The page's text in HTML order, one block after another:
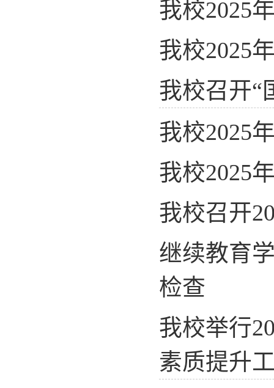
我校2025
我校2025
我校召开“
我校2025
我校2025
我校召开
继续教育
检查
我校举行
素质提升